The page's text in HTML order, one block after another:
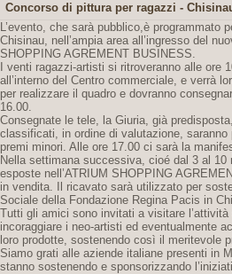
Concorso di pittura per ragazzi -
L’evento, che sarà pubblico,è programmato
Chisinau, nell’ampia area all’ingresso del
SHOPPING AGREMENT BUSINESS.
I venti ragazzi-artisti si ritroveranno alle ore
all’interno del Centro commerciale, e verrà
per realizzare il quadro e dovranno
16.00.
Consegnate le tele, la Giuria, già
classificati, in ordine di valutazione,
premi minori. Alle ore 17.00 ci sarà la
Nella settimana successiva, cioé dal 3 al 10
esposte nell’ATRIUM SHOPPING
in vendita. Il ricavato sarà utilizzato per
Sociale della Fondazione Regina Pacis in
Tutti gli amici sono invitati a visitare l’attività
incoraggiare i neo-artisti ed eventualmente
loro prodotte, sostenendo così il meritevole
Siamo grati alle aziende italiane presenti in
stanno sostenendo e sponsorizzando